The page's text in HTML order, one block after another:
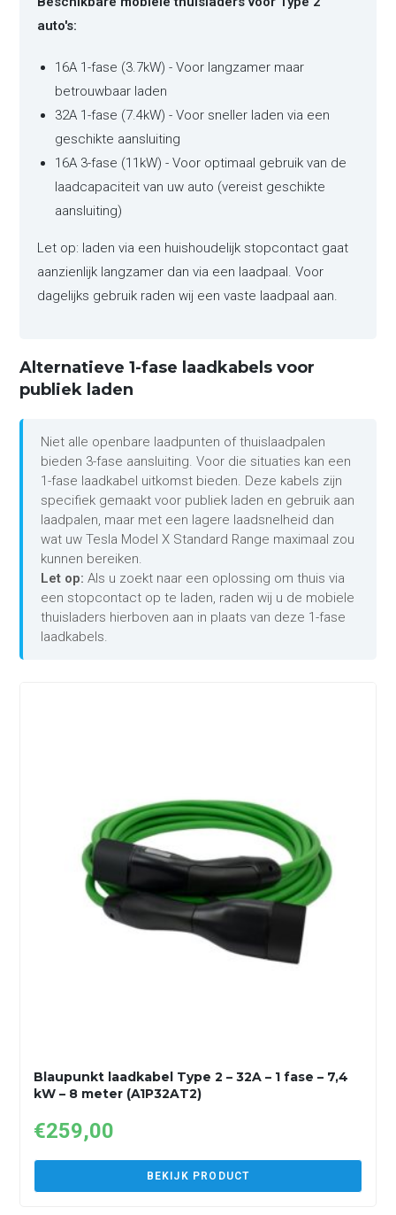
auto's:
16A 1-fase (3.7kW) - Voor langzamer maar
betrouwbaar laden
32A 1-fase (7.4kW) - Voor sneller laden via een
geschikte aansluiting
16A 3-fase (11kW) - Voor optimaal gebruik van de
laadcapaciteit van uw auto (vereist geschikte
aansluiting)
Let op: laden via een huishoudelijk stopcontact gaat
aanzienlijk langzamer dan via een laadpaal. Voor
dagelijks gebruik raden wij een vaste laadpaal aan.
Alternatieve 1-fase laadkabels voor
publiek laden
Niet alle openbare laadpunten of thuislaadpalen
bieden 3-fase aansluiting. Voor die situaties kan een
1-fase laadkabel uitkomst bieden. Deze kabels zijn
specifiek gemaakt voor publiek laden en gebruik aan
laadpalen, maar met een lagere laadsnelheid dan
wat uw Tesla Model X Standard Range maximaal zou
kunnen bereiken.
Let op: Als u zoekt naar een oplossing om thuis via
een stopcontact op te laden, raden wij u de mobiele
thuisladers hierboven aan in plaats van deze 1-fase
laadkabels.
Blaupunkt laadkabel Type 2 – 32A – 1 fase – 7,4
kW – 8 meter (A1P32AT2)
€259,00
BEKIJK PRODUCT